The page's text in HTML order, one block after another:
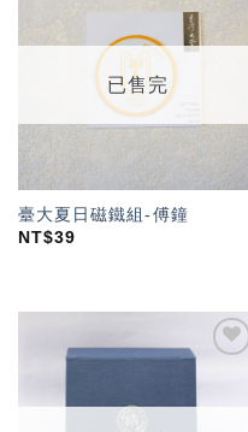
望輕
已售完
臺大夏日磁鐵組-傅鐘
NT$39